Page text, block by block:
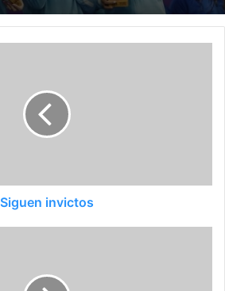
Siguen invictos